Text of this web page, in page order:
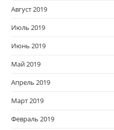
Август 2019
Июль 2019
Июнь 2019
Май 2019
Апрель 2019
Март 2019
Февраль 2019